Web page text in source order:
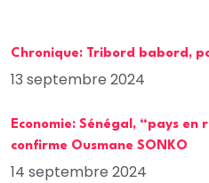
Chronique: Tribord babord,
13 septembre 2024
Economie: Sénégal, “pays en
confirme Ousmane SONKO
14 septembre 2024